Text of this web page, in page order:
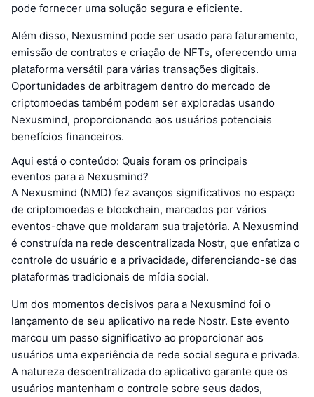
pode fornecer uma solução segura e eficiente.
Além disso, Nexusmind pode ser usado para faturamento,
emissão de contratos e criação de NFTs, oferecendo uma
plataforma versátil para várias transações digitais.
Oportunidades de arbitragem dentro do mercado de
criptomoedas também podem ser exploradas usando
Nexusmind, proporcionando aos usuários potenciais
benefícios financeiros.
Aqui está o conteúdo: Quais foram os principais
eventos para a Nexusmind?
A Nexusmind (NMD) fez avanços significativos no espaço
de criptomoedas e blockchain, marcados por vários
eventos-chave que moldaram sua trajetória. A Nexusmind
é construída na rede descentralizada Nostr, que enfatiza o
controle do usuário e a privacidade, diferenciando-se das
plataformas tradicionais de mídia social.
Um dos momentos decisivos para a Nexusmind foi o
lançamento de seu aplicativo na rede Nostr. Este evento
marcou um passo significativo ao proporcionar aos
usuários uma experiência de rede social segura e privada.
A natureza descentralizada do aplicativo garante que os
usuários mantenham o controle sobre seus dados,